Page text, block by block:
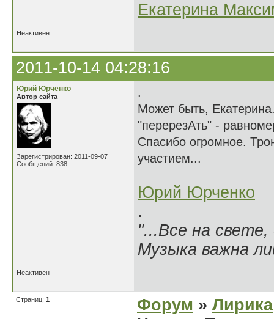
Екатерина
Неактивен
2011-10-14 04:28:16
Юрий Юрченко
Автор сайта
Зарегистрирован: 2011-09-07
Сообщений: 838
.
Может быть,
"перерезАть" -
Спасибо огромное.
участием...
Юрий Юрченко
.
"...Все на свете,
Музыка важна
Неактивен
Страниц: 1 Форум » Лирика